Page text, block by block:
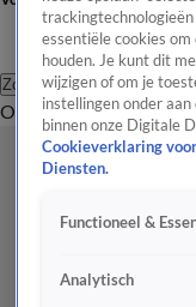
Zoeken
Overzicht
essentiële cookies
houden. Je kunt dit
wijzigen of om je
instellingen onder
binnen onze Digitale
Cookieverklaring
Diensten.
Functioneel &
Analytisch